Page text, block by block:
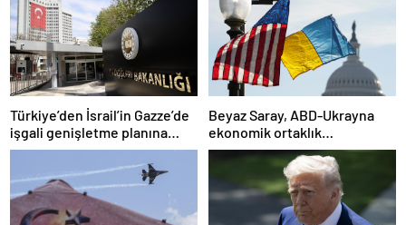
Türkiye’den İsrail’in Gazze’de
işgali genişletme planına
tepki
Beyaz Saray, ABD-Ukrayna
ekonomik ortaklık
anlaşmasının detaylarını